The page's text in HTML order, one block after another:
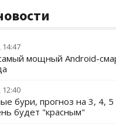
14:47
мощный Android-
12:40
бури, прогноз на 3, 4, 5
будет "красным"